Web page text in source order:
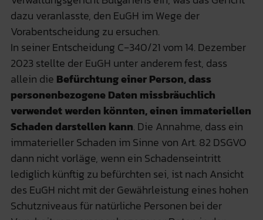
dazu veranlasste, den EuGH im Wege der
Vorabentscheidung zu ersuchen.
In seiner Entscheidung C‑340/21 vom 14. Dezember
2023 stellte der EuGH unter anderem fest, dass
allein die Befürchtung einer Person, dass
personenbezogene Daten missbräuchlich
verwendet werden könnten, einen immateriellen
Schaden darstellen kann. Die Annahme, dass ein
immaterieller Schaden im Sinne von Art. 82 DSGVO
dann nicht vorläge, wenn ein Schadenseintritt
lediglich künftig zu befürchten sei, ist nach Ansicht
des EuGH nicht mit der Gewährleistung eines hohen
Schutzniveaus für natürliche Personen bei der